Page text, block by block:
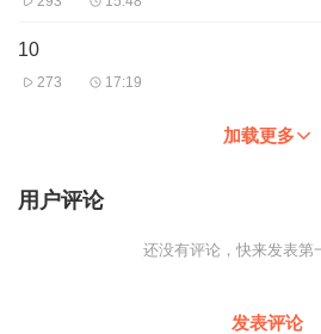
10
273 17:19
加载更多
用户评论
还没有评论，快来发表第
发表评论